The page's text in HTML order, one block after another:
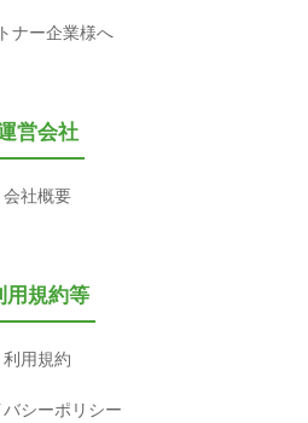
ナー企業様へ
営会社
会社概要
用規約等
利用規約
バシーポリシー